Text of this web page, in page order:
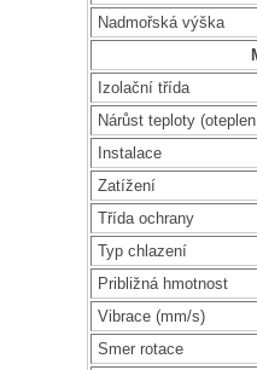
Nadmořská výška
Izolační třída
Nárůst teploty
Instalace
Zatížení
Třída ochrany
Typ chlazení
Približná hmotnost
Vibrace (mm/s)
Smer rotace